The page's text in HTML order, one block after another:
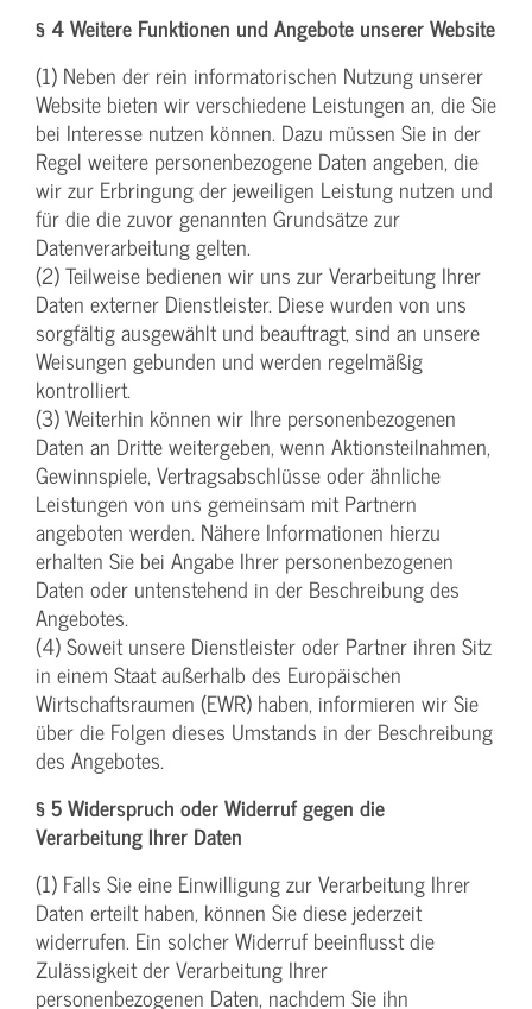
§ 4 Weitere Funktionen und Angebote unserer Website
(1) Neben der rein informatorischen Nutzung unserer
Website bieten wir verschiedene Leistungen an, die Sie
bei Interesse nutzen können. Dazu müssen Sie in der
Regel weitere personenbezogene Daten angeben, die
wir zur Erbringung der jeweiligen Leistung nutzen und
für die die zuvor genannten Grundsätze zur
Datenverarbeitung gelten.
(2) Teilweise bedienen wir uns zur Verarbeitung Ihrer
Daten externer Dienstleister. Diese wurden von uns
sorgfältig ausgewählt und beauftragt, sind an unsere
Weisungen gebunden und werden regelmäßig
kontrolliert.
(3) Weiterhin können wir Ihre personenbezogenen
Daten an Dritte weitergeben, wenn Aktionsteilnahmen,
Gewinnspiele, Vertragsabschlüsse oder ähnliche
Leistungen von uns gemeinsam mit Partnern
angeboten werden. Nähere Informationen hierzu
erhalten Sie bei Angabe Ihrer personenbezogenen
Daten oder untenstehend in der Beschreibung des
Angebotes.
(4) Soweit unsere Dienstleister oder Partner ihren Sitz
in einem Staat außerhalb des Europäischen
Wirtschaftsraumen (EWR) haben, informieren wir Sie
über die Folgen dieses Umstands in der Beschreibung
des Angebotes.
§ 5 Widerspruch oder Widerruf gegen die
Verarbeitung Ihrer Daten
(1) Falls Sie eine Einwilligung zur Verarbeitung Ihrer
Daten erteilt haben, können Sie diese jederzeit
widerrufen. Ein solcher Widerruf beeinflusst die
Zulässigkeit der Verarbeitung Ihrer
personenbezogenen Daten, nachdem Sie ihn